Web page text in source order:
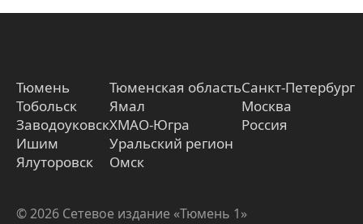
Тюмень
Тобольск
Заводоуковск
Ишим
Ялуторовск
Тюменская область
Ямал
ХМАО-Югра
Уральский регион
Омск
Санкт-Петербург
Москва
Россия
© 2026 Сетевое издание «Тюмень 1»